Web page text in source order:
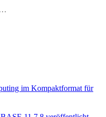
im Kompaktformat für